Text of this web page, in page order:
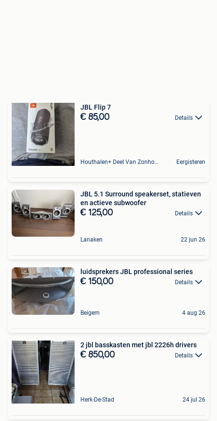
JBL Flip 7
€ 85,00 Details
Houthalen+ Deel Van Zonhoven En Zolder Eergisteren
JBL 5.1 Surround speakerset, statieven
en actieve subwoofer
€ 125,00 Details
Lanaken 22 jun 26
luidsprekers JBL professional series
€ 150,00 Details
Beigem 4 aug 26
2 jbl basskasten met jbl 2226h drivers
€ 850,00 Details
Herk-De-Stad 24 jul 26